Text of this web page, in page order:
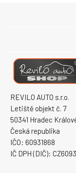
REVILO AUTO s.r.o.
Letiště objekt č. 7
50341 Hradec
Česká republika
IČO: 60931868
IČ DPH (DIČ):